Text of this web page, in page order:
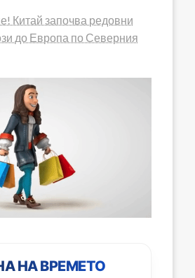
Китай започва редовни
до Европа по Северния
НА ВРЕМЕТО